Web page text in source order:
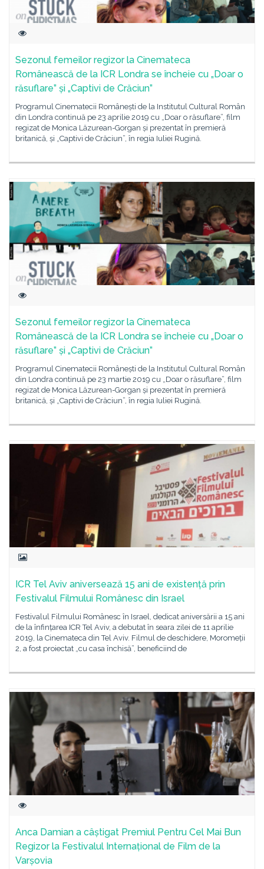
Sezonul femeilor regizor la Cinemateca
Românească de la ICR Londra se încheie cu „Doar o
răsuflare” și „Captivi de Crăciun”
Programul Cinematecii Românești de la Institutul Cultural Român
din Londra continuă pe 23 aprilie 2019 cu „Doar o răsuflare”, film
regizat de Monica Lăzurean-Gorgan și prezentat în premieră
britanică, și „Captivi de Crăciun”, în regia Iuliei Rugină.
Sezonul femeilor regizor la Cinemateca
Românească de la ICR Londra se încheie cu „Doar o
răsuflare” și „Captivi de Crăciun”
Programul Cinematecii Românești de la Institutul Cultural Român
din Londra continuă pe 23 martie 2019 cu „Doar o răsuflare”, film
regizat de Monica Lăzurean-Gorgan și prezentat în premieră
britanică, și „Captivi de Crăciun”, în regia Iuliei Rugină.
ICR Tel Aviv aniversează 15 ani de existență prin
Festivalul Filmului Românesc din Israel
Festivalul Filmului Românesc în Israel, dedicat aniversării a 15 ani
de la înfințarea ICR Tel Aviv, a debutat în seara zilei de 11 aprilie
2019, la Cinemateca din Tel Aviv. Filmul de deschidere, Moromeții
2, a fost proiectat „cu casa închisă”, beneficiind de
Anca Damian a câștigat Premiul Pentru Cel Mai Bun
Regizor la Festivalul Internațional de Film de la
Varșovia